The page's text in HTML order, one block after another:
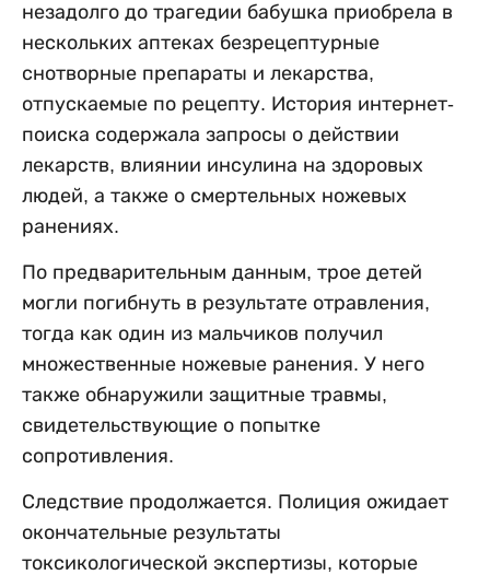
незадолго до трагедии бабушка приобрела в
нескольких аптеках безрецептурные
снотворные препараты и лекарства,
отпускаемые по рецепту. История интернет-
поиска содержала запросы о действии
лекарств, влиянии инсулина на здоровых
людей, а также о смертельных ножевых
ранениях.
По предварительным данным, трое детей
могли погибнуть в результате отравления,
тогда как один из мальчиков получил
множественные ножевые ранения. У него
также обнаружили защитные травмы,
свидетельствующие о попытке
сопротивления.
Следствие продолжается. Полиция ожидает
окончательные результаты
токсикологической экспертизы, которые